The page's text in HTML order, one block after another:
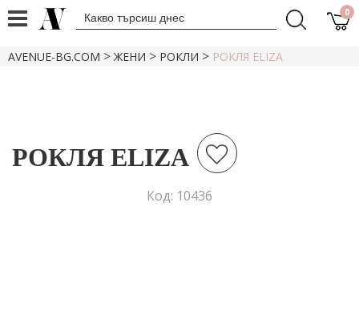
0
AVENUE-BG.COM >ЖЕНИ > РОКЛИ > РОКЛЯ ЕLIZA
РОКЛЯ ЕLIZA
Код: 10436